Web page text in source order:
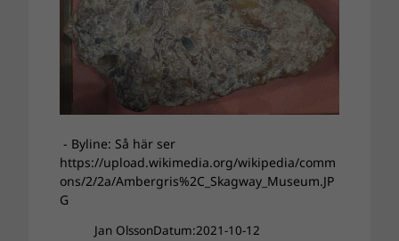
- Byline: Så här ser
https://upload.wikimedia.org/wikipedia/comm
ons/2/2a/Ambergris%2C_Skagway_Museum.JP
G
Jan OlssonDatum:2021-10-12